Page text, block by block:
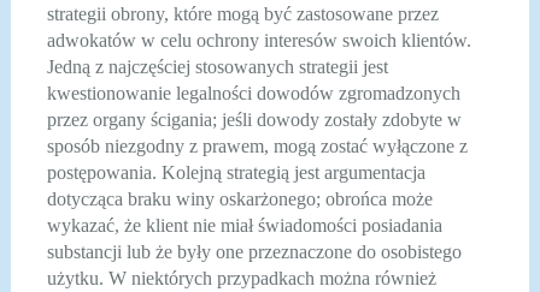
strategii obrony, które mogą być zastosowane przez
adwokatów w celu ochrony interesów swoich klientów.
Jedną z najczęściej stosowanych strategii jest
kwestionowanie legalności dowodów zgromadzonych
przez organy ścigania; jeśli dowody zostały zdobyte w
sposób niezgodny z prawem, mogą zostać wyłączone z
postępowania. Kolejną strategią jest argumentacja
dotycząca braku winy oskarżonego; obrońca może
wykazać, że klient nie miał świadomości posiadania
substancji lub że były one przeznaczone do osobistego
użytku. W niektórych przypadkach można również